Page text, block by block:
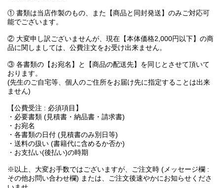
① 書類は当店作製のもの、また【商品と同封発送】のみご対応可
能でございます。
② 大変申し訳ございませんが、現在【本体価格2,000円以下】の商
品に関しましては、公費注文をお受け出来ません。
③ 各書類の【お宛名】と【商品の配送先】を同じとさせて頂いて
おります。
(先生のご自宅等、個人のご住所をお届け先に指定することは出来
ません)
【公費受注 : 必須項目】
・必要書類 (見積書・納品書・請求書)
・お宛名
・各書類の日付 (見積書のみ別日等)
・送料の扱い (書籍代に含めるか否か)
・お支払い(後払い)の時期
※以上、大変お手数ではございますが、ご注文時 (メッセージ欄 :
その他お問い合わせ欄) または、ご注文後速やかにお知らせくださ